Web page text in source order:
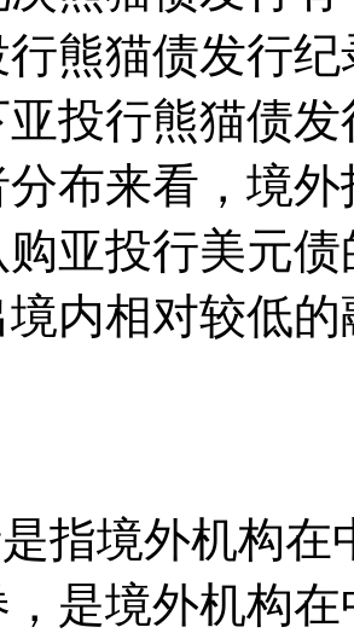
熊猫债发行
投行熊猫债
分布来看，境
购亚投行美元
内相对较低
指境外机构
是境外机构